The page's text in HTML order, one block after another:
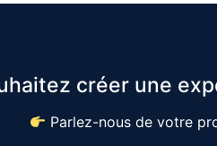
créer une
Parlez-nous de votre